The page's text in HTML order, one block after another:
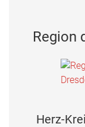
Region
Herz-